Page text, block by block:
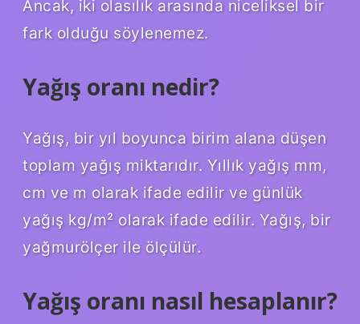
Ancak, iki olasılık arasında niceliksel bir
fark olduğu söylenemez.
Yağış oranı nedir?
Yağış, bir yıl boyunca birim alana düşen
toplam yağış miktarıdır. Yıllık yağış mm,
cm ve m olarak ifade edilir ve günlük
yağış kg/m² olarak ifade edilir. Yağış, bir
yağmurölçer ile ölçülür.
Yağış oranı nasıl hesaplanır?